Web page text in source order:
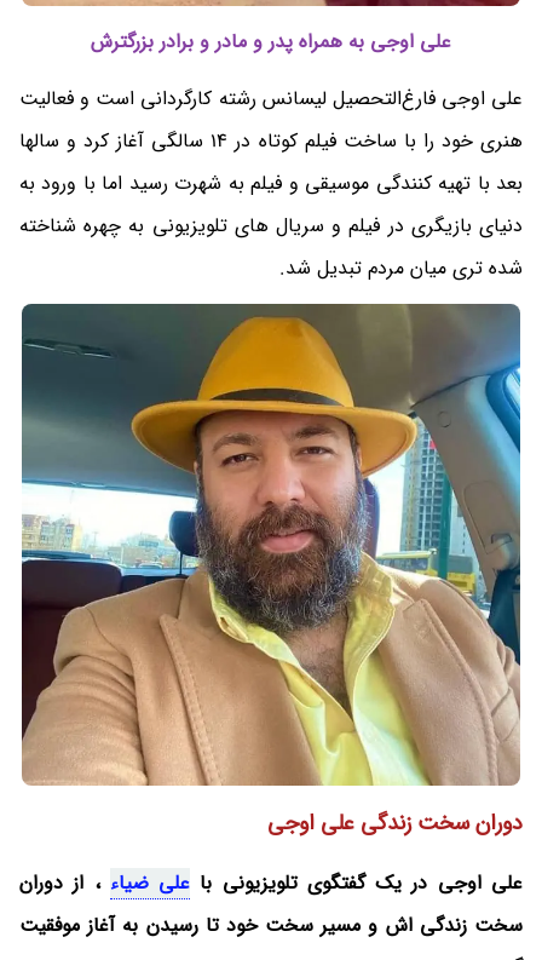
علی اوجی به همراه پدر و مادر و برادر بزرگترش
علی اوجی فارغ‌التحصیل لیسانس رشته کارگردانی است و فعالیت
هنری خود را با ساخت فیلم کوتاه در 14 سالگی آغاز کرد و سالها
بعد با تهیه کنندگی موسیقی و فیلم به شهرت رسید اما با ورود به
دنیای بازیگری در فیلم و سریال های تلویزیونی به چهره شناخته
شده تری میان مردم تبدیل شد.
دوران سخت زندگی علی اوجی
علی اوجی در یک گفتگوی تلویزیونی با علی ضیاء ، از دوران
سخت زندگی اش و مسیر سخت خود تا رسیدن به آغاز موفقیت